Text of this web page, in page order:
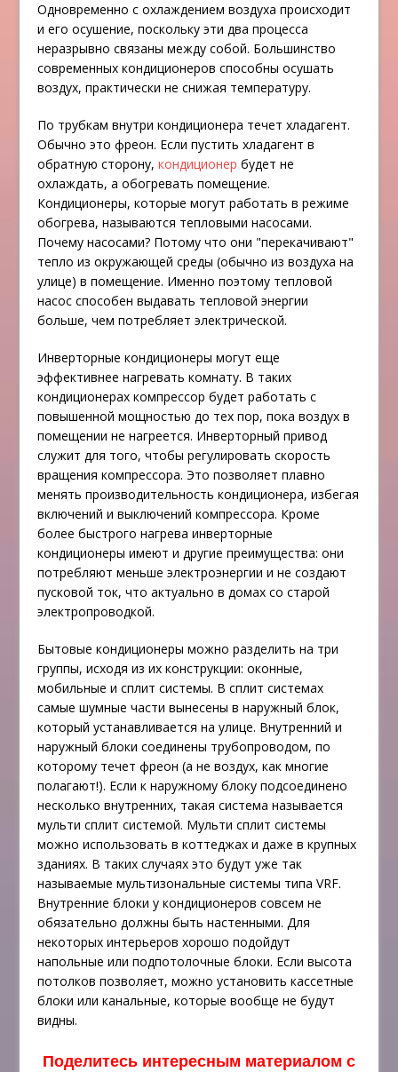
Одновременно с охлаждением воздуха происходит
и его осушение, поскольку эти два процесса
неразрывно связаны между собой. Большинство
современных кондиционеров способны осушать
воздух, практически не снижая температуру.
По трубкам внутри кондиционера течет хладагент.
Обычно это фреон. Если пустить хладагент в
обратную сторону,кондиционер будет не
охлаждать, а обогревать помещение.
Кондиционеры, которые могут работать в режиме
обогрева, называются тепловыми насосами.
Почему насосами? Потому что они "перекачивают"
тепло из окружающей среды (обычно из воздуха на
улице) в помещение. Именно поэтому тепловой
насос способен выдавать тепловой энергии
больше, чем потребляет электрической.
Инверторные кондиционеры могут еще
эффективнее нагревать комнату. В таких
кондиционерах компрессор будет работать с
повышенной мощностью до тех пор, пока воздух в
помещении не нагреется. Инверторный привод
служит для того, чтобы регулировать скорость
вращения компрессора. Это позволяет плавно
менять производительность кондиционера, избегая
включений и выключений компрессора. Кроме
более быстрого нагрева инверторные
кондиционеры имеют и другие преимущества: они
потребляют меньше электроэнергии и не создают
пусковой ток, что актуально в домах со старой
электропроводкой.
Бытовые кондиционеры можно разделить на три
группы, исходя из их конструкции: оконные,
мобильные и сплит системы. В сплит системах
самые шумные части вынесены в наружный блок,
который устанавливается на улице. Внутренний и
наружный блоки соединены трубопроводом, по
которому течет фреон (а не воздух, как многие
полагают!). Если к наружному блоку подсоединено
несколько внутренних, такая система называется
мульти сплит системой. Мульти сплит системы
можно использовать в коттеджах и даже в крупных
зданиях. В таких случаях это будут уже так
называемые мультизональные системы типа VRF.
Внутренние блоки у кондиционеров совсем не
обязательно должны быть настенными. Для
некоторых интерьеров хорошо подойдут
напольные или подпотолочные блоки. Если высота
потолков позволяет, можно установить кассетные
блоки или канальные, которые вообще не будут
видны.
Поделитесь интересным материалом с